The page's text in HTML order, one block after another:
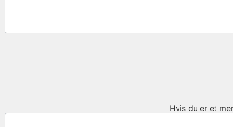
Hvis du er et